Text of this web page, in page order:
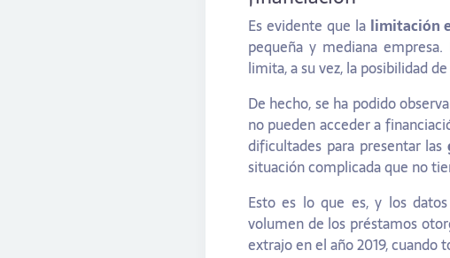
Es evidente que la limitación
pequeña y mediana
limita, a su vez, la posibilidad de
De hecho, se ha podido
no pueden acceder a
dificultades para presentar las
situación complicada que no
Esto es lo que es, y los
volumen de los préstamos
extrajo en el año 2019, cuando